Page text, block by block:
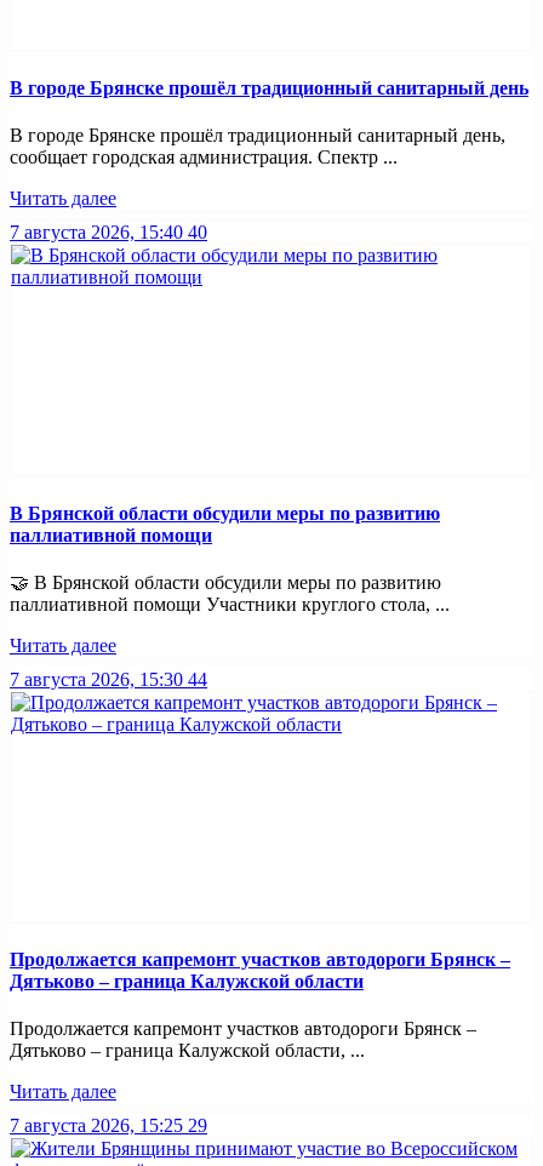
В городе Брянске прошёл традиционный санитарный день
В городе Брянске прошёл традиционный санитарный день,
сообщает городская администрация. Спектр ...
Читать далее
7 августа 2026, 15:40 40
В Брянской области обсудили меры по развитию
паллиативной помощи
🤝 В Брянской области обсудили меры по развитию
паллиативной помощи Участники круглого стола, ...
Читать далее
7 августа 2026, 15:30 44
Продолжается капремонт участков автодороги Брянск –
Дятьково – граница Калужской области
Продолжается капремонт участков автодороги Брянск –
Дятьково – граница Калужской области, ...
Читать далее
7 августа 2026, 15:25 29